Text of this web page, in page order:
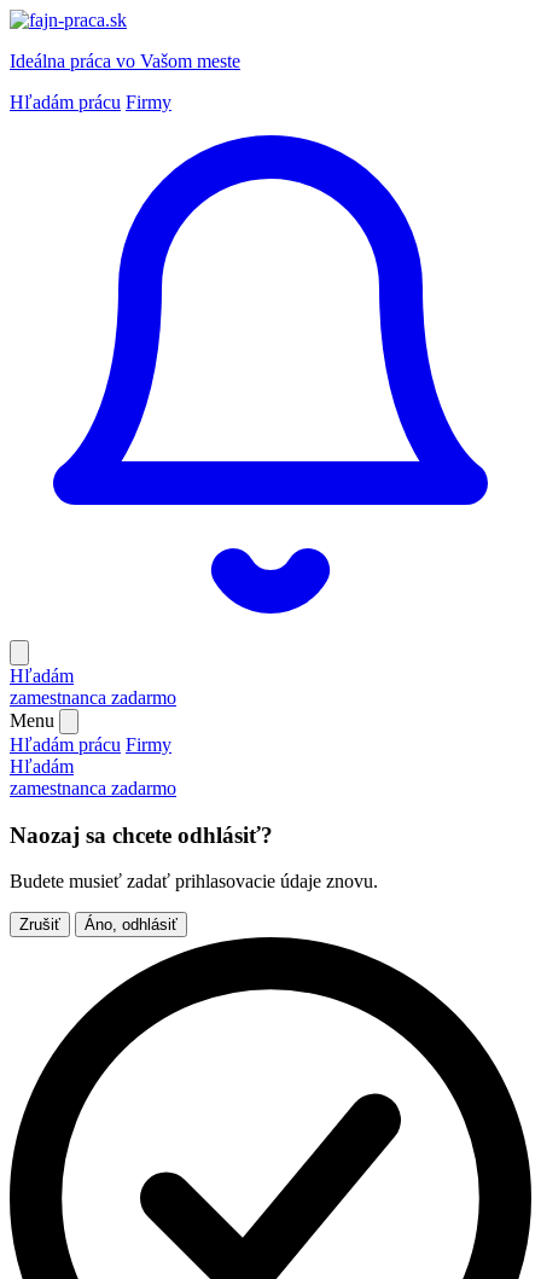
Ideálna práca vo Vašom meste
Hľadám prácu Firmy
Hľadám
zamestnanca zadarmo
Menu
Hľadám prácu Firmy
Hľadám
zamestnanca zadarmo
Naozaj sa chcete odhlásiť?
Budete musieť zadať prihlasovacie údaje znovu.
Zrušiť Áno, odhlásiť